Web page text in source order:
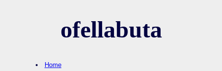
ofellabuta
Home